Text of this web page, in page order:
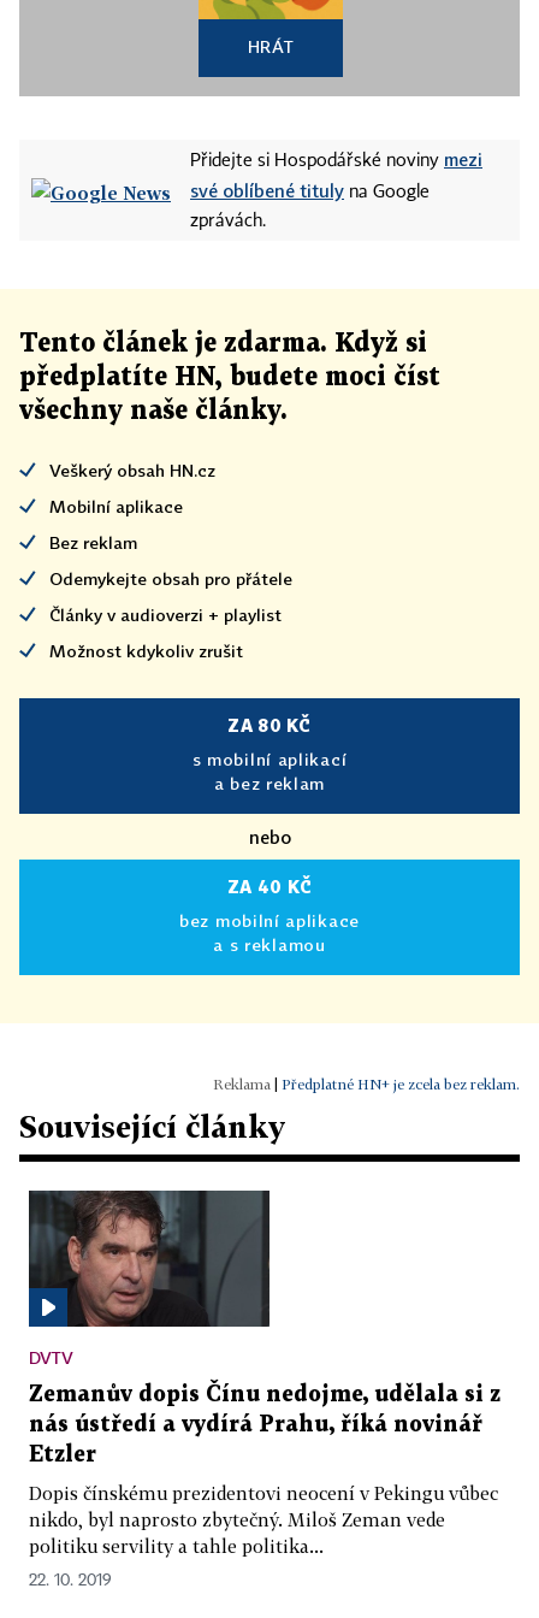
HRÁT
Přidejte si Hospodářské noviny mezi
své oblíbené tituly na Google
zprávách.
Tento článek je zdarma. Když si
předplatíte HN, budete moci číst
všechny naše články.
Veškerý obsah HN.cz
Mobilní aplikace
Bez reklam
Odemykejte obsah pro přátele
Články v audioverzi + playlist
Možnost kdykoliv zrušit
ZA 80 KČ
s mobilní aplikací
a bez reklam
nebo
ZA 40 KČ
bez mobilní aplikace
a s reklamou
Předplatné HN+ je zcela bez reklam.
Související články
DVTV
Zemanův dopis Čínu nedojme, udělala si z
nás ústředí a vydírá Prahu, říká novinář
Etzler
Dopis čínskému prezidentovi neocení v Pekingu vůbec
nikdo, byl naprosto zbytečný. Miloš Zeman vede
politiku servility a tahle politika...
22. 10. 2019